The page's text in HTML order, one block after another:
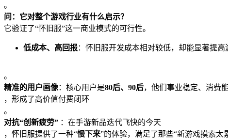
。
问：它对整个游戏行业有什么启示？
它验证了“怀旧服”这一商业模式的可行性。
低成本、高回报：怀旧服开发成本相对较低，却能显著提
。
精准的用户画像：核心用户是80后、90后，他们事业稳定、消费
，形成了高价值付费闭环
。
对抗“创新疲劳” ：在手游新品迭代飞快的今天
，怀旧服提供了一种“慢下来”的体验，满足了那些“新游戏摸索太